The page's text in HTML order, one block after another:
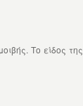
Το είδος της